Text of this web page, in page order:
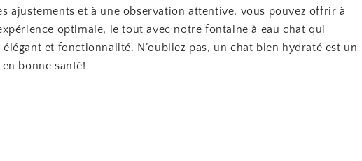
ajustements et à une observation attentive, vous pouvez offrir à
optimale, le tout avec notre fontaine à eau chat qui
et fonctionnalité. N’oubliez pas, un chat bien hydraté est un
bonne santé!